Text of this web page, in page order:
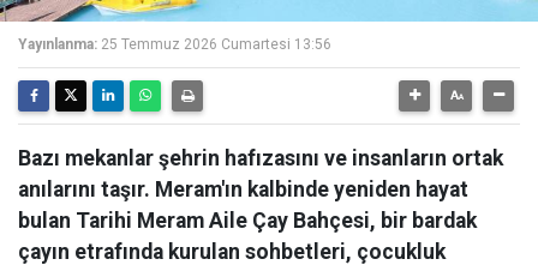
Yayınlanma: 25 Temmuz 2026 Cumartesi 13:56
Bazı mekanlar şehrin hafızasını ve insanların ortak
anılarını taşır. Meram'ın kalbinde yeniden hayat
bulan Tarihi Meram Aile Çay Bahçesi, bir bardak
çayın etrafında kurulan sohbetleri, çocukluk